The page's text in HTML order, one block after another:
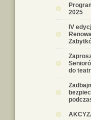
2025
IV
do